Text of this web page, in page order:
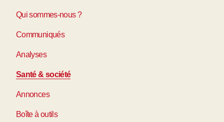
Qui sommes-nous ?
Communiqués
Analyses
Santé & société
Annonces
Boîte à outils